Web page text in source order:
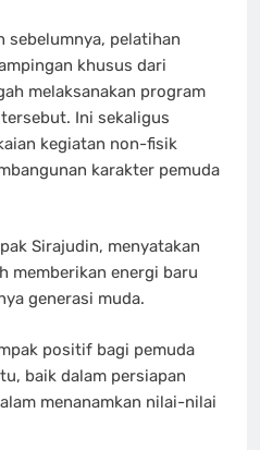
sebelumnya, pelatihan
khusus dari
melaksanakan program
Ini sekaligus
kegiatan non-fisik
karakter pemuda
Sirajudin, menyatakan
memberikan energi baru
generasi muda.
positif bagi pemuda
baik dalam persiapan
menanamkan nilai-nilai